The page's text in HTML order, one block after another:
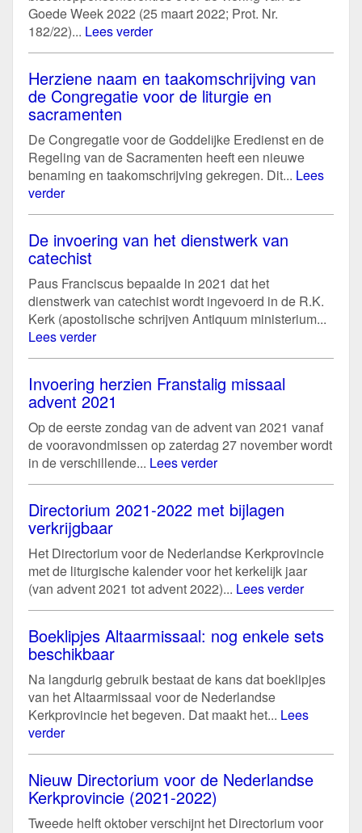
Goede Week 2022 (25 maart 2022; Prot. Nr.
182/22)... Lees verder
Herziene naam en taakomschrijving van
de Congregatie voor de liturgie en
sacramenten
De Congregatie voor de Goddelijke Eredienst en de
Regeling van de Sacramenten heeft een nieuwe
benaming en taakomschrijving gekregen. Dit... Lees
verder
De invoering van het dienstwerk van
catechist
Paus Franciscus bepaalde in 2021 dat het
dienstwerk van catechist wordt ingevoerd in de R.K.
Kerk (apostolische schrijven Antiquum ministerium...
Lees verder
Invoering herzien Franstalig missaal
advent 2021
Op de eerste zondag van de advent van 2021 vanaf
de vooravondmissen op zaterdag 27 november wordt
in de verschillende... Lees verder
Directorium 2021-2022 met bijlagen
verkrijgbaar
Het Directorium voor de Nederlandse Kerkprovincie
met de liturgische kalender voor het kerkelijk jaar
(van advent 2021 tot advent 2022)... Lees verder
Boeklipjes Altaarmissaal: nog enkele sets
beschikbaar
Na langdurig gebruik bestaat de kans dat boeklipjes
van het Altaarmissaal voor de Nederlandse
Kerkprovincie het begeven. Dat maakt het... Lees
verder
Nieuw Directorium voor de Nederlandse
Kerkprovincie (2021-2022)
Tweede helft oktober verschijnt het Directorium voor